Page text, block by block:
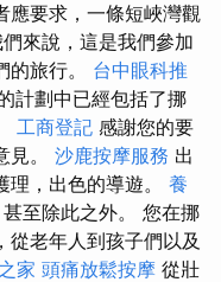
應要求，一條短峽灣觀
來說，這是我們參加
的旅行。 台中眼科推
計劃中已經包括了挪
工商登記 感謝您的要
見。 沙鹿按摩服務 出
，出色的導遊。 養
至除此之外。 您在挪
從老年人到孩子們以及
家 頭痛放鬆按摩 從壯